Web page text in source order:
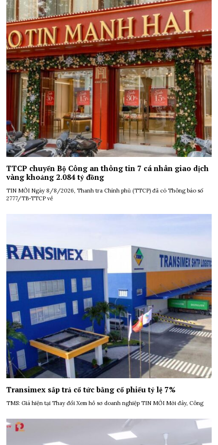
TTCP chuyển Bộ Công an thông tin 7 cá nhân giao dịch
vàng khoảng 2.084 tỷ đồng
TIN MỚI Ngày 8/8/2026, Thanh tra Chính phủ (TTCP) đã có Thông báo số
2777/TB-TTCP về
Transimex sắp trả cổ tức bằng cổ phiếu tỷ lệ 7%
TMS: Giá hiện tại Thay đổi Xem hồ sơ doanh nghiệp TIN MỚI Mới đây, Công